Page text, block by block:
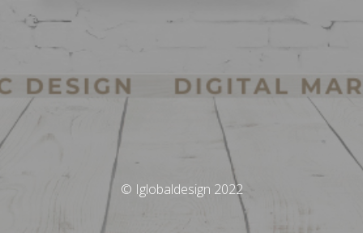
© Iglobaldesign 2022